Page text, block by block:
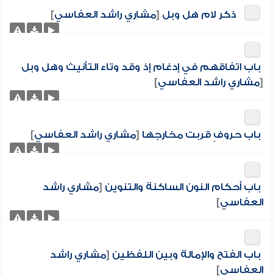
ذكر لام هل وبل [مشاري راشد العفاسي]
باب اتفاقهم في إدغام إذ وقد وتاء التأنيث وهل وبل
[مشاري راشد العفاسي]
باب حروفٍ قربت مخارجها [مشاري راشد العفاسي]
باب أحكام النون الساكنة والتنوين [مشاري راشد
العفاسي]
باب الفتح والإمالة وبين اللفظين [مشاري راشد
العفاسي]